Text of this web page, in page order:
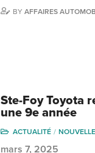
BYAFFAIRES
Ste-Foy Toyota
une 9e année
ACTUALITÉ
mars 7, 2025